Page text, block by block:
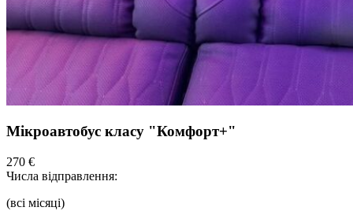
Мікроавтобус класу "Комфорт+"
270 €
Числа відправлення:
(всі місяці)